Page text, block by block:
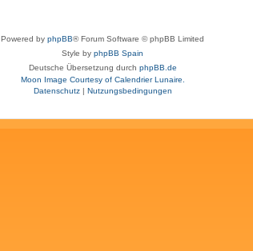
Powered by phpBB® Forum Software © phpBB Limited
Style by phpBB Spain
Deutsche Übersetzung durch phpBB.de
Moon Image Courtesy of Calendrier Lunaire.
Datenschutz| Nutzungsbedingungen